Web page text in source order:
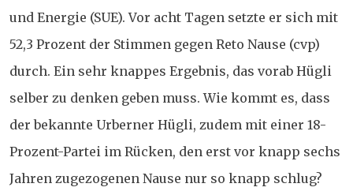
und Energie (SUE). Vor acht Tagen setzte er sich mit
52,3 Prozent der Stimmen gegen Reto Nause (cvp)
durch. Ein sehr knappes Ergebnis, das vorab Hügli
selber zu denken geben muss. Wie kommt es, dass
der bekannte Urberner Hügli, zudem mit einer 18-
Prozent-Partei im Rücken, den erst vor knapp sechs
Jahren zugezogenen Nause nur so knapp schlug?